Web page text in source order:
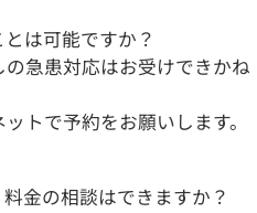
は可能ですか？
急患対応はお受けできかね
トで予約をお願いします。
金の相談はできますか？